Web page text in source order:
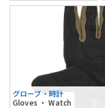
グローブ・時計
Gloves ・ Watch